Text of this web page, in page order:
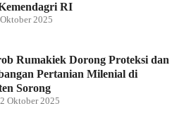
RI
2025
Rumakiek Dorong Proteksi dan
Pertanian Milenial di
Sorong
Oktober 2025